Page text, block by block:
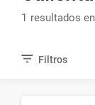
1